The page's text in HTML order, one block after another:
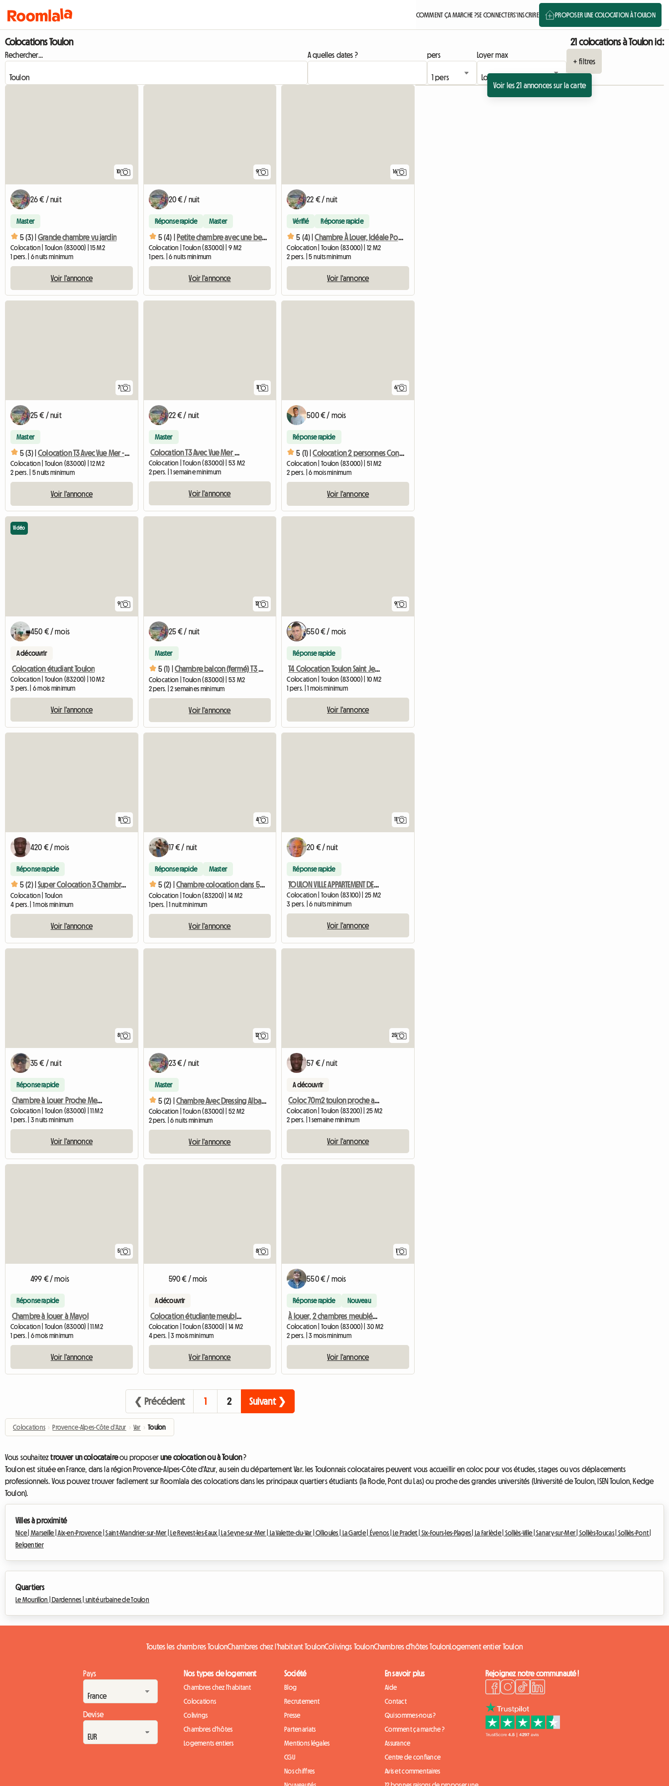
COMMENT ÇA MARCHE ?SE CONNECTERS'INSCRIRE PROPOSER UNE COLOCATION À TOULON
Colocations Toulon 21 colocations à Toulon ici:
Rechercher... A quelles dates ? pers
Loyer max
+ filtres
Voir les 21 annonces sur la carte
10
26 € / nuit
Master
5 (3) | Grande chambre vu jardin
Colocation | Toulon (83000) | 15 M2
1 pers. | 6 nuits minimum
Voir l'annonce
9
20 € / nuit
Réponse rapide Master
5 (4) | Petite chambre avec une belle vue
Colocation | Toulon (83000) | 9 M2
1 pers. | 6 nuits minimum
Voir l'annonce
16
22 € / nuit
Vérifié Réponse rapide
5 (4) | Chambre À Louer, Idéale Pour Étudiant(e)
Colocation | Toulon (83000) | 12 M2
2 pers. | 5 nuits minimum
Voir l'annonce
7
25 € / nuit
Master
5 (3) | Colocation T3 Avec Vue Mer - Onyx (chambre Balcon)
Colocation | Toulon (83000) | 12 M2
2 pers. | 5 nuits minimum
Voir l'annonce
22 € / nuit
Master
Colocation T3 Avec Vue Mer Onyx - (chambre Dressing)
Colocation | Toulon (83000) | 53 M2
2 pers. | 1 semaine minimum
Voir l'annonce
6
500 € / mois
Réponse rapide
5 (1) | Colocation 2 personnes Confort et Tranquillité
Colocation | Toulon (83000) | 51 M2
2 pers. | 6 mois minimum
Voir l'annonce
9
Vidéo
450 € / mois
A découvrir
Colocation étudiant Toulon
Colocation | Toulon (83200) | 10 M2
3 pers. | 6 mois minimum
Voir l'annonce
12
25 € / nuit
Master
5 (1) | Chambre balcon (fermé) T3 Avec Vue Mer Idéalement Situé
Colocation | Toulon (83000) | 53 M2
2 pers. | 2 semaines minimum
Voir l'annonce
9
550 € / mois
Réponse rapide
T4 Colocation Toulon Saint Jean Neuf Proche Université
Colocation | Toulon (83000) | 10 M2
1 pers. | 1 mois minimum
Voir l'annonce
11
420 € / mois
Réponse rapide
5 (2) | Super Colocation 3 Chambres Toulon Proche Gare 80m2
Colocation | Toulon
4 pers. | 1 mois minimum
Voir l'annonce
4
17 € / nuit
Réponse rapide Master
5 (2) | Chambre colocation dans 55m²
Colocation | Toulon (83200) | 14 M2
1 pers. | 1 nuit minimum
Voir l'annonce
11
20 € / nuit
Réponse rapide
TOULON VILLE APPARTEMENT DE 67 m² MEUBLÉ 4 PIÈCES 3 CHAMBRES
Colocation | Toulon (83100) | 25 M2
3 pers. | 6 nuits minimum
Voir l'annonce
8
35 € / nuit
Réponse rapide
Chambre à Louer Proche Mer Idéalement Située Et Tout Confort
Colocation | Toulon (83000) | 11 M2
1 pers. | 3 nuits minimum
Voir l'annonce
12
23 € / nuit
Master
5 (2) | Chambre Avec Dressing Albatros Tout Confort Idéalement Situé
Colocation | Toulon (83000) | 52 M2
2 pers. | 6 nuits minimum
Voir l'annonce
25
57 € / nuit
A découvrir
Coloc 70m2 toulon proche arsenal
Colocation | Toulon (83200) | 25 M2
2 pers. | 1 semaine minimum
Voir l'annonce
5
499 € / mois
Réponse rapide
Chambre à louer à Mayol
Colocation | Toulon (83000) | 11 M2
1 pers. | 6 mois minimum
Voir l'annonce
8
590 € / mois
A découvrir
Colocation étudiante meubléet Toulon centre-ville
Colocation | Toulon (83000) | 14 M2
4 pers. | 3 mois minimum
Voir l'annonce
550 € / mois
Réponse rapide Nouveau
À louer, 2 chambres meublées pour étudiant ou stagiaire
Colocation | Toulon (83000) | 30 M2
2 pers. | 3 mois minimum
Voir l'annonce
❮ Précédent 1 2 Suivant ❯
Colocations › Provence-Alpes-Côte d'Azur › Var › Toulon
Vous souhaiteztrouver un colocataireou proposerune colocation ou à Toulon?
Toulon est située en France, dans la région Provence-Alpes-Côte d'Azur, au sein du département Var. les Toulonnais colocataires peuvent vous accueillir en coloc pour vos études, stages ou vos déplacements
professionnels. Vous pouvez trouver facilement sur Roomlala des colocations dans les principaux quartiers étudiants (la Rode, Pont du Las) ou proche des grandes universités (Université de Toulon, ISEN Toulon, Kedge
Toulon).
Villes à proximité
Nice | Marseille |Aix-en-Provence |Saint-Mandrier-sur-Mer | Le Revest-les-Eaux | La Seyne-sur-Mer | La Valette-du-Var |Ollioules | La Garde | Évenos | Le Pradet | Six-Fours-les-Plages | La Farlède | Solliès-Ville |Sanary-sur-Mer | Solliès-Toucas | Solliès-Pont |
Belgentier
Quartiers
Le Mourillon | Dardennes | unité urbaine de Toulon
Toutes les chambres ToulonChambres chez l'habitant ToulonColivings ToulonChambres d'hôtes ToulonLogement entier Toulon
Pays
Devise
Nos types de logement
Chambres chez l'habitant
Colocations
Colivings
Chambres d'hôtes
Logements entiers
Société
Blog
Recrutement
Presse
Partenariats
Mentions légales
CGU
Nos chiffres
En savoir plus
Aide
Contact
Qui sommes-nous ?
Comment ça marche ?
Assurance
Centre de confiance
Avis et commentaires
Rejoignez notre communauté !